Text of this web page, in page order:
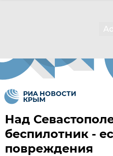
Над
беспилотник -
повреждения